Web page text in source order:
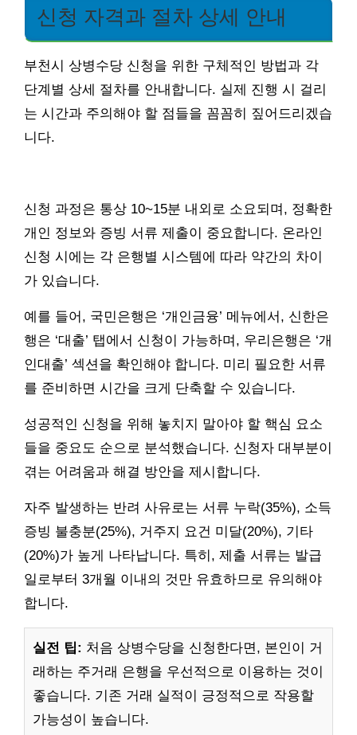
신청 자격과 절차 상세 안내
부천시 상병수당 신청을 위한 구체적인 방법과 각
단계별 상세 절차를 안내합니다. 실제 진행 시 걸리
는 시간과 주의해야 할 점들을 꼼꼼히 짚어드리겠습
니다.
신청 과정은 통상 10~15분 내외로 소요되며, 정확한
개인 정보와 증빙 서류 제출이 중요합니다. 온라인
신청 시에는 각 은행별 시스템에 따라 약간의 차이
가 있습니다.
예를 들어, 국민은행은 ‘개인금융’ 메뉴에서, 신한은
행은 ‘대출’ 탭에서 신청이 가능하며, 우리은행은 ‘개
인대출’ 섹션을 확인해야 합니다. 미리 필요한 서류
를 준비하면 시간을 크게 단축할 수 있습니다.
성공적인 신청을 위해 놓치지 말아야 할 핵심 요소
들을 중요도 순으로 분석했습니다. 신청자 대부분이
겪는 어려움과 해결 방안을 제시합니다.
자주 발생하는 반려 사유로는 서류 누락(35%), 소득
증빙 불충분(25%), 거주지 요건 미달(20%), 기타
(20%)가 높게 나타납니다. 특히, 제출 서류는 발급
일로부터 3개월 이내의 것만 유효하므로 유의해야
합니다.
실전 팁: 처음 상병수당을 신청한다면, 본인이 거
래하는 주거래 은행을 우선적으로 이용하는 것이
좋습니다. 기존 거래 실적이 긍정적으로 작용할
가능성이 높습니다.